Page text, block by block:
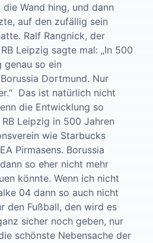
Wand hing, und dann
auf den zufällig sein
Ralf Rangnick, der
Leipzig sagte mal: „In 500
genau so ein
Dortmund. Nur
Das ist natürlich nicht
die Entwicklung so
Leipzig in 500 Jahren
wie Starbucks
Pirmasens. Borussia
so eher nicht mehr
könnte. Wenn ich nicht
04 dann so auch nicht
den Fußball, den wird es
sicher noch geben, nur
schönste Nebensache der